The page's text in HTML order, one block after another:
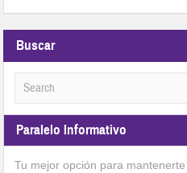
Buscar
Paralelo Informativo
Tu mejor opción para